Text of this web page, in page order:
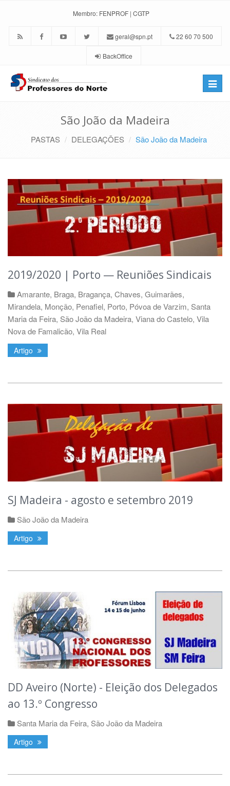
Membro: FENPROF | CGTP
geral@spn.pt 22 60 70 500
BackOffice
Toggle
São João da Madeira
PASTAS DELEGAÇÕES São João da Madeira
2019/2020 | Porto — Reuniões Sindicais
Amarante, Braga, Bragança, Chaves, Guimarães,
Mirandela, Monção, Penafiel, Porto, Póvoa de Varzim, Santa
Maria da Feira, São João da Madeira, Viana do Castelo, Vila
Nova de Famalicão, Vila Real
Artigo
SJ Madeira - agosto e setembro 2019
São João da Madeira
Artigo
DD Aveiro (Norte) - Eleição dos Delegados
ao 13.º Congresso
Santa Maria da Feira, São João da Madeira
Artigo